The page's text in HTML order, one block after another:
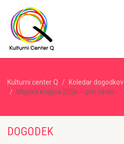
Kulturni center Q Koledar dogodkov
Majska kraljica 2026 – prvi večer
DOGODEK